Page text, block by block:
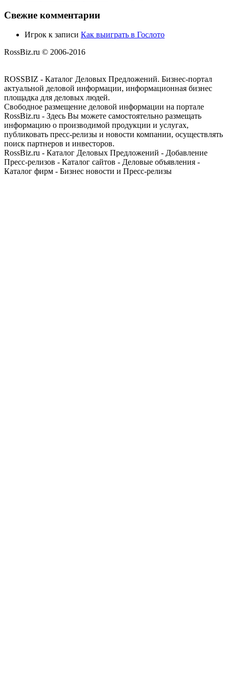
Свежие комментарии
Игрок к записи Как выиграть в Гослото
RossBiz.ru © 2006-2016
ROSSBIZ - Каталог Деловых Предложений. Бизнес-портал
актуальной деловой информации, информационная бизнес
площадка для деловых людей.
Свободное размещение деловой информации на портале
RossBiz.ru - Здесь Вы можете самостоятельно размещать
информацию о производимой продукции и услугах,
публиковать пресс-релизы и новости компании, осуществлять
поиск партнеров и инвесторов.
RossBiz.ru - Каталог Деловых Предложений - Добавление
Пресс-релизов - Каталог сайтов - Деловые объявления -
Каталог фирм - Бизнес новости и Пресс-релизы